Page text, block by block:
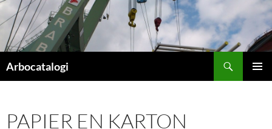
Ga
naar
de
inhoud
Arbocatalogi
PAPIER EN KARTON